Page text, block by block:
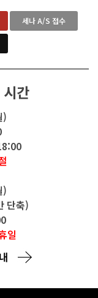
세나 A/S 접수
간
)
)
단축)
일